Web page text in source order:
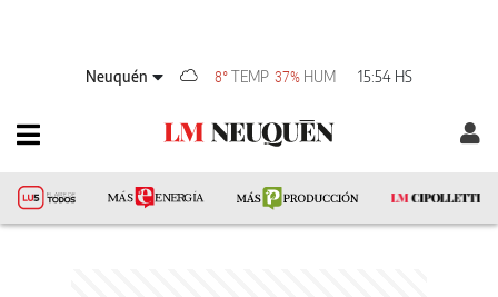
Neuquén 8°TEMP 37% HUM 15:54 HS